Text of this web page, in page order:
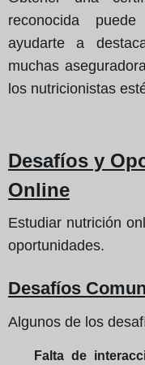
reconocida
ayudarte a
muchas
los nutricionistas
Desafíos y
Online
Estudiar nutrición
oportunidades.
Desafíos
Algunos de los
Falta de